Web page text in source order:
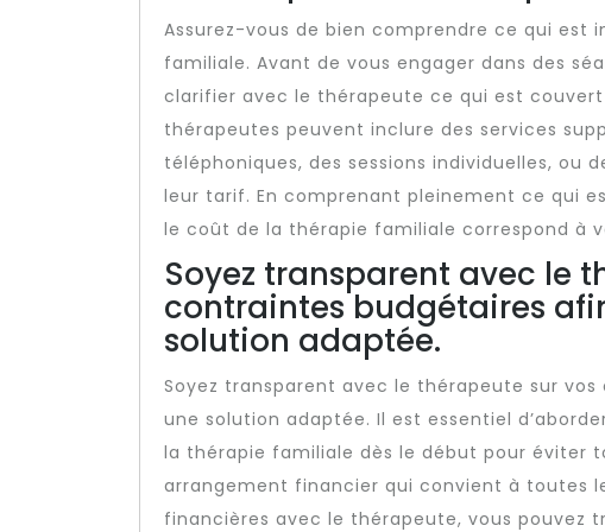
Assurez-vous de bien comprendre ce qui est
familiale. Avant de vous engager dans des
clarifier avec le thérapeute ce qui est
thérapeutes peuvent inclure des services
téléphoniques, des sessions individuelles, ou
leur tarif. En comprenant pleinement ce qui
le coût de la thérapie familiale correspond à
Soyez transparent avec le
contraintes budgétaires
solution adaptée.
Soyez transparent avec le thérapeute sur
une solution adaptée. Il est essentiel
la thérapie familiale dès le début pour éviter
arrangement financier qui convient à toutes
financières avec le thérapeute, vous pouvez